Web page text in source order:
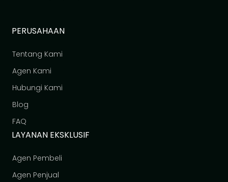
PERUSAHAAN
Tentang Kami
Agen Kami
Hubungi Kami
Blog
FAQ
LAYANAN EKSKLUSIF
Agen Pembeli
Agen Penjual